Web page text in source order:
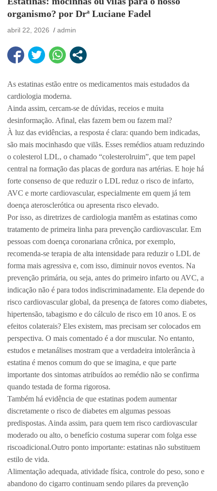
organismo? por Drª Luciane Fadel
abril 22, 2026 admin
As estatinas estão entre os medicamentos mais estudados da
cardiologia moderna.
Ainda assim, cercam-se de dúvidas, receios e muita
desinformação. Afinal, elas fazem bem ou fazem mal?
À luz das evidências, a resposta é clara: quando bem indicadas,
são mais mocinhasdo que vilãs. Esses remédios atuam reduzindo
o colesterol LDL, o chamado “colesterolruim”, que tem papel
central na formação das placas de gordura nas artérias. E hoje há
forte consenso de que reduzir o LDL reduz o risco de infarto,
AVC e morte cardiovascular, especialmente em quem já tem
doença aterosclerótica ou apresenta risco elevado.
Por isso, as diretrizes de cardiologia mantêm as estatinas como
tratamento de primeira linha para prevenção cardiovascular. Em
pessoas com doença coronariana crônica, por exemplo,
recomenda-se terapia de alta intensidade para reduzir o LDL de
forma mais agressiva e, com isso, diminuir novos eventos. Na
prevenção primária, ou seja, antes do primeiro infarto ou AVC, a
indicação não é para todos indiscriminadamente. Ela depende do
risco cardiovascular global, da presença de fatores como diabetes,
hipertensão, tabagismo e do cálculo de risco em 10 anos. E os
efeitos colaterais? Eles existem, mas precisam ser colocados em
perspectiva. O mais comentado é a dor muscular. No entanto,
estudos e metanálises mostram que a verdadeira intolerância à
estatina é menos comum do que se imagina, e que parte
importante dos sintomas atribuídos ao remédio não se confirma
quando testada de forma rigorosa.
Também há evidência de que estatinas podem aumentar
discretamente o risco de diabetes em algumas pessoas
predispostas. Ainda assim, para quem tem risco cardiovascular
moderado ou alto, o benefício costuma superar com folga esse
riscoadicional.Outro ponto importante: estatinas não substituem
estilo de vida.
Alimentação adequada, atividade física, controle do peso, sono e
abandono do cigarro continuam sendo pilares da prevenção